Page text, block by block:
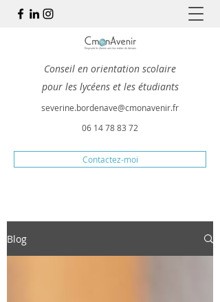
Conseil en orientation scolaire
pour les lycéens et les étudiants
severine.bordenave@cmonavenir.fr
06 14 78 83 72
Contactez-moi
Blog